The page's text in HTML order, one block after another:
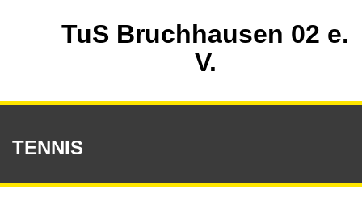
TuS Bruchhausen 02 e.
V.
TENNIS